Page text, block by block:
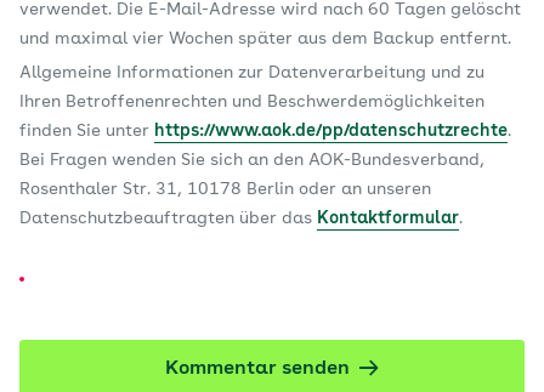
verwendet. Die E-Mail-Adresse wird nach 60 Tagen gelöscht
und maximal vier Wochen später aus dem Backup entfernt.
Allgemeine Informationen zur Datenverarbeitung und zu
Ihren Betroffenenrechten und Beschwerdemöglichkeiten
finden Sie unter https://www.aok.de/pp/datenschutzrechte.
Bei Fragen wenden Sie sich an den AOK-Bundesverband,
Rosenthaler Str. 31, 10178 Berlin oder an unseren
Datenschutzbeauftragten über das Kontaktformular.
Kommentar senden